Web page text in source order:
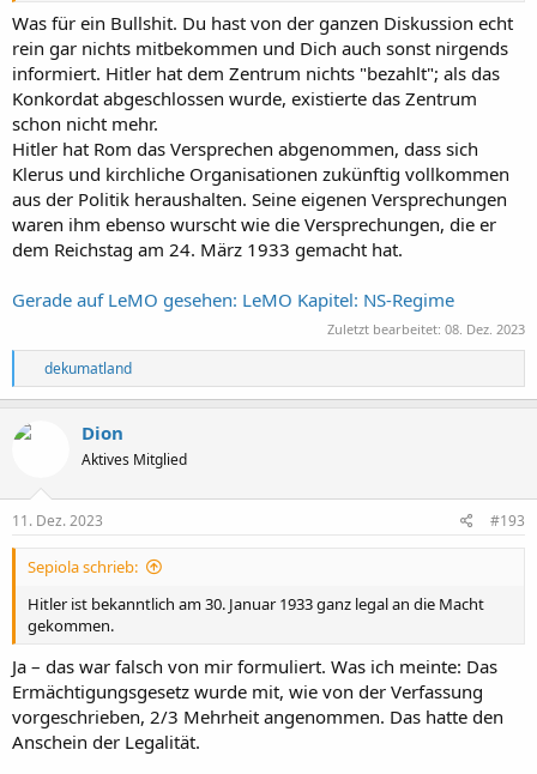
Was für ein Bullshit. Du hast von der ganzen Diskussion echt
rein gar nichts mitbekommen und Dich auch sonst nirgends
informiert. Hitler hat dem Zentrum nichts "bezahlt"; als das
Konkordat abgeschlossen wurde, existierte das Zentrum
schon nicht mehr.
Hitler hat Rom das Versprechen abgenommen, dass sich
Klerus und kirchliche Organisationen zukünftig vollkommen
aus der Politik heraushalten. Seine eigenen Versprechungen
waren ihm ebenso wurscht wie die Versprechungen, die er
dem Reichstag am 24. März 1933 gemacht hat.
Gerade auf LeMO gesehen: LeMO Kapitel: NS-Regime
Zuletzt bearbeitet: 08. Dez. 2023
R
e
a
n
e
dekumatland
Dion
Aktives Mitglied
11. Dez. 2023 #193
Sepiola schrieb:
Hitler ist bekanntlich am 30. Januar 1933 ganz legal an die Macht
gekommen.
Ja – das war falsch von mir formuliert. Was ich meinte: Das
Ermächtigungsgesetz wurde mit, wie von der Verfassung
vorgeschrieben, 2/3 Mehrheit angenommen. Das hatte den
Anschein der Legalität.